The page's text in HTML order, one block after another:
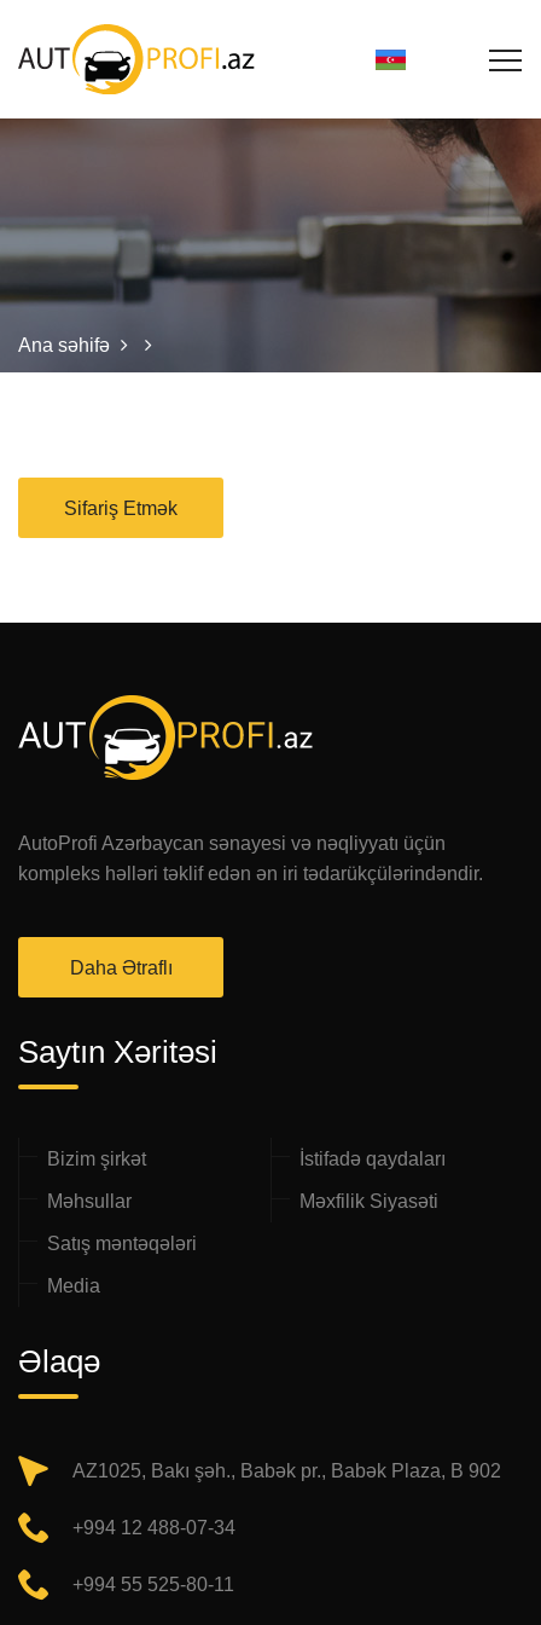
Ana səhifə
Sifariş Etmək
AutoProfi Azərbaycan sənayesi və nəqliyyatı üçün
kompleks həlləri təklif edən ən iri tədarükçülərindəndir.
Daha Ətraflı
Saytın Xəritəsi
Bizim şirkət
Məhsullar
Satış məntəqələri
Media
İstifadə qaydaları
Məxfilik Siyasəti
Əlaqə
AZ1025, Bakı şəh., Babək pr., Babək Plaza, B 902
+994 12 488-07-34
+994 55 525-80-11